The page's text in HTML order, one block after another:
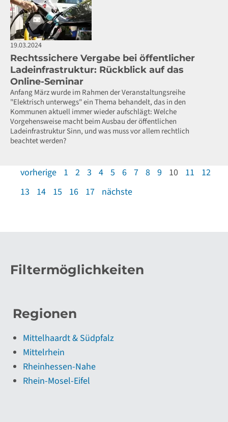
19.03.2024
Rechtssichere Vergabe bei öffentlicher
Ladeinfrastruktur: Rückblick auf das
Online-Seminar
Anfang März wurde im Rahmen der Veranstaltungsreihe
"Elektrisch unterwegs" ein Thema behandelt, das in den
Kommunen aktuell immer wieder aufschlägt: Welche
Vorgehensweise macht beim Ausbau der öffentlichen
Ladeinfrastruktur Sinn, und was muss vor allem rechtlich
beachtet werden?
vorherige 1 2 3 4 5 6 7 8 9 10 11
12
13
14 15 16 17 nächste
Filtermöglichkeiten
Regionen
Mittelhaardt & Südpfalz
Mittelrhein
Rheinhessen-Nahe
Rhein-Mosel-Eifel